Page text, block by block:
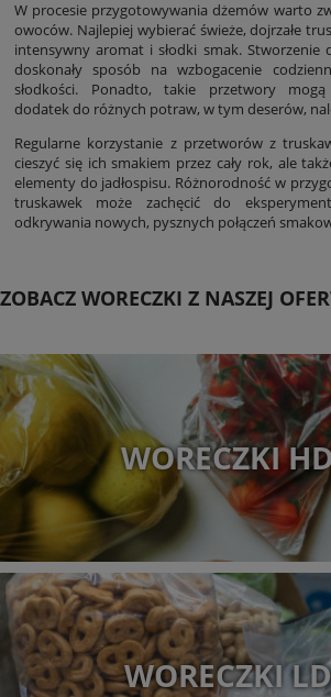
W procesie przygotowywania dżemów warto
owoców. Najlepiej wybierać świeże, dojrzałe
intensywny aromat i słodki smak.
doskonały sposób na wzbogacenie
słodkości. Ponadto, takie przetwory
dodatek do różnych potraw, w tym deserów,
Regularne korzystanie z przetworów z
cieszyć się ich smakiem przez cały rok, ale
elementy do jadłospisu. Różnorodność w
truskawek może zachęcić do
odkrywania nowych, pysznych połączeń
ZOBACZ WORECZKI Z NASZEJ
WORECZKI
WORECZKI